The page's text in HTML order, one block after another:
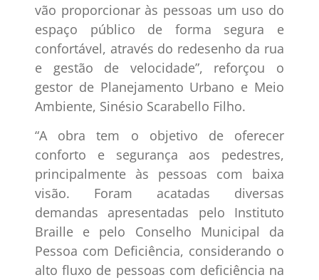
vão proporcionar às pessoas um uso do
espaço público de forma segura e
confortável, através do redesenho da rua
e gestão de velocidade”, reforçou o
gestor de Planejamento Urbano e Meio
Ambiente, Sinésio Scarabello Filho.
“A obra tem o objetivo de oferecer
conforto e segurança aos pedestres,
principalmente às pessoas com baixa
visão. Foram acatadas diversas
demandas apresentadas pelo Instituto
Braille e pelo Conselho Municipal da
Pessoa com Deficiência, considerando o
alto fluxo de pessoas com deficiência na